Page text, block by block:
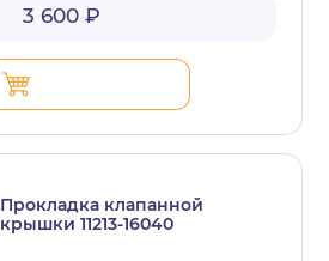
3 600 ₽
Прокладка клапанной
крышки 11213-16040